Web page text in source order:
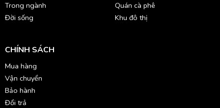
Trong ngành
Đời sống
Quán cà phê
Khu đô thị
CHÍNH SÁCH
Mua hàng
Vận chuyển
Bảo hành
Đổi trả